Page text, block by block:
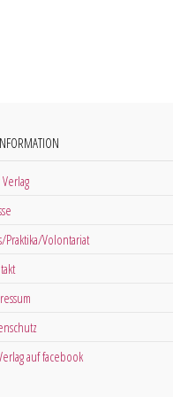
Praktika/Volontariat
auf facebook